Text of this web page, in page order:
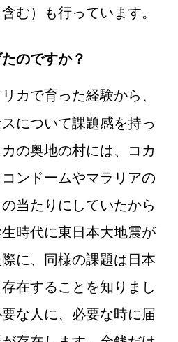
む）も行っています。
のですか？
カで育った経験から、
について課題感を持っ
の奥地の村には、コカ
ンドームやマラリアの
当たりにしていたから
時代に東日本大地震が
に、同様の課題は日本
在することを知りまし
な人に、必要な時に届